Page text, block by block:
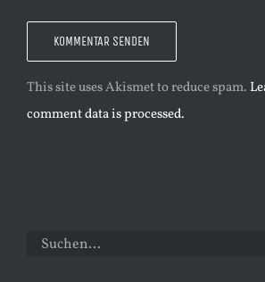
This site uses Akismet to reduce spam.
comment data is processed.
Suche